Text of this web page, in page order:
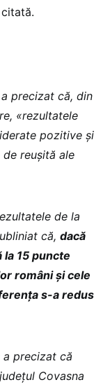
precizat că, din
«rezultatele
pozitive și
reușită ale
de la
că, dacă
15 puncte
români și cele
s-a redus
a precizat că
Covasna